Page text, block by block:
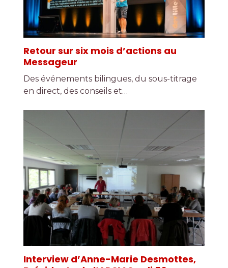
Retour sur six mois d’actions au
Messageur
Des événements bilingues, du sous-titrage
en direct, des conseils et…
Interview d’Anne-Marie Desmottes,